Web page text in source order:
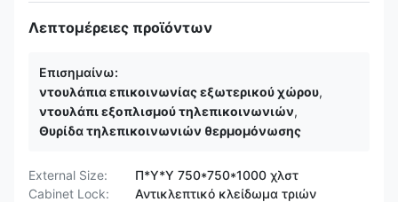
Λεπτομέρειες προϊόντων
Επισημαίνω:
ντουλάπια επικοινωνίας εξωτερικού χώρου,
ντουλάπι εξοπλισμού τηλεπικοινωνιών,
Θυρίδα τηλεπικοινωνιών θερμομόνωσης
External Size:
Π*Υ*Υ 750*750*1000 χλστ
Cabinet Lock:
Αντικλεπτικό κλείδωμα τριών